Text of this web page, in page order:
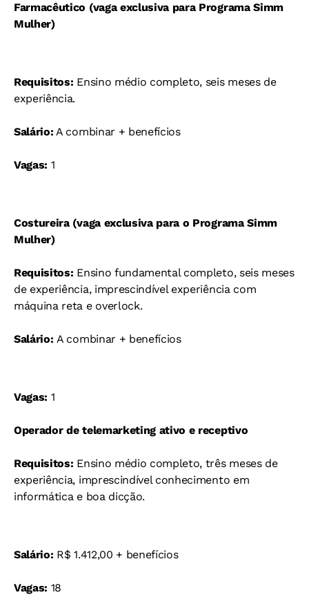
Farmacêutico (vaga exclusiva para Programa Simm
Mulher)
Requisitos: Ensino médio completo, seis meses de
experiência.
Salário: A combinar + benefícios
Vagas: 1
Costureira (vaga exclusiva para o Programa Simm
Mulher)
Requisitos: Ensino fundamental completo, seis meses
de experiência, imprescindível experiência com
máquina reta e overlock.
Salário:A combinar + benefícios
Vagas: 1
Operador de telemarketing ativo e receptivo
Requisitos: Ensino médio completo, três meses de
experiência, imprescindível conhecimento em
informática e boa dicção.
Salário: R$ 1.412,00 + benefícios
Vagas: 18